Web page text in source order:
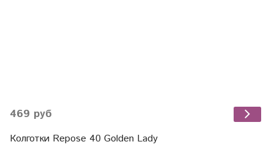
469 руб
Колготки Repose 40 Golden Lady